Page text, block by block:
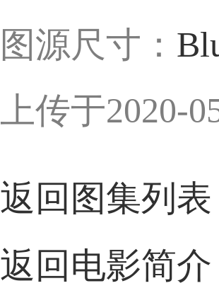
图源尺寸：
上传于2020-
返回图集列表
返回电影简介